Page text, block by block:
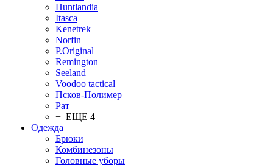
Huntlandia
Itasca
Kenetrek
Norfin
P.Original
Remington
Seeland
Voodoo tactical
Псков-Полимер
Рат
+ ЕЩЕ 4
Одежда
Брюки
Комбинезоны
Головные уборы